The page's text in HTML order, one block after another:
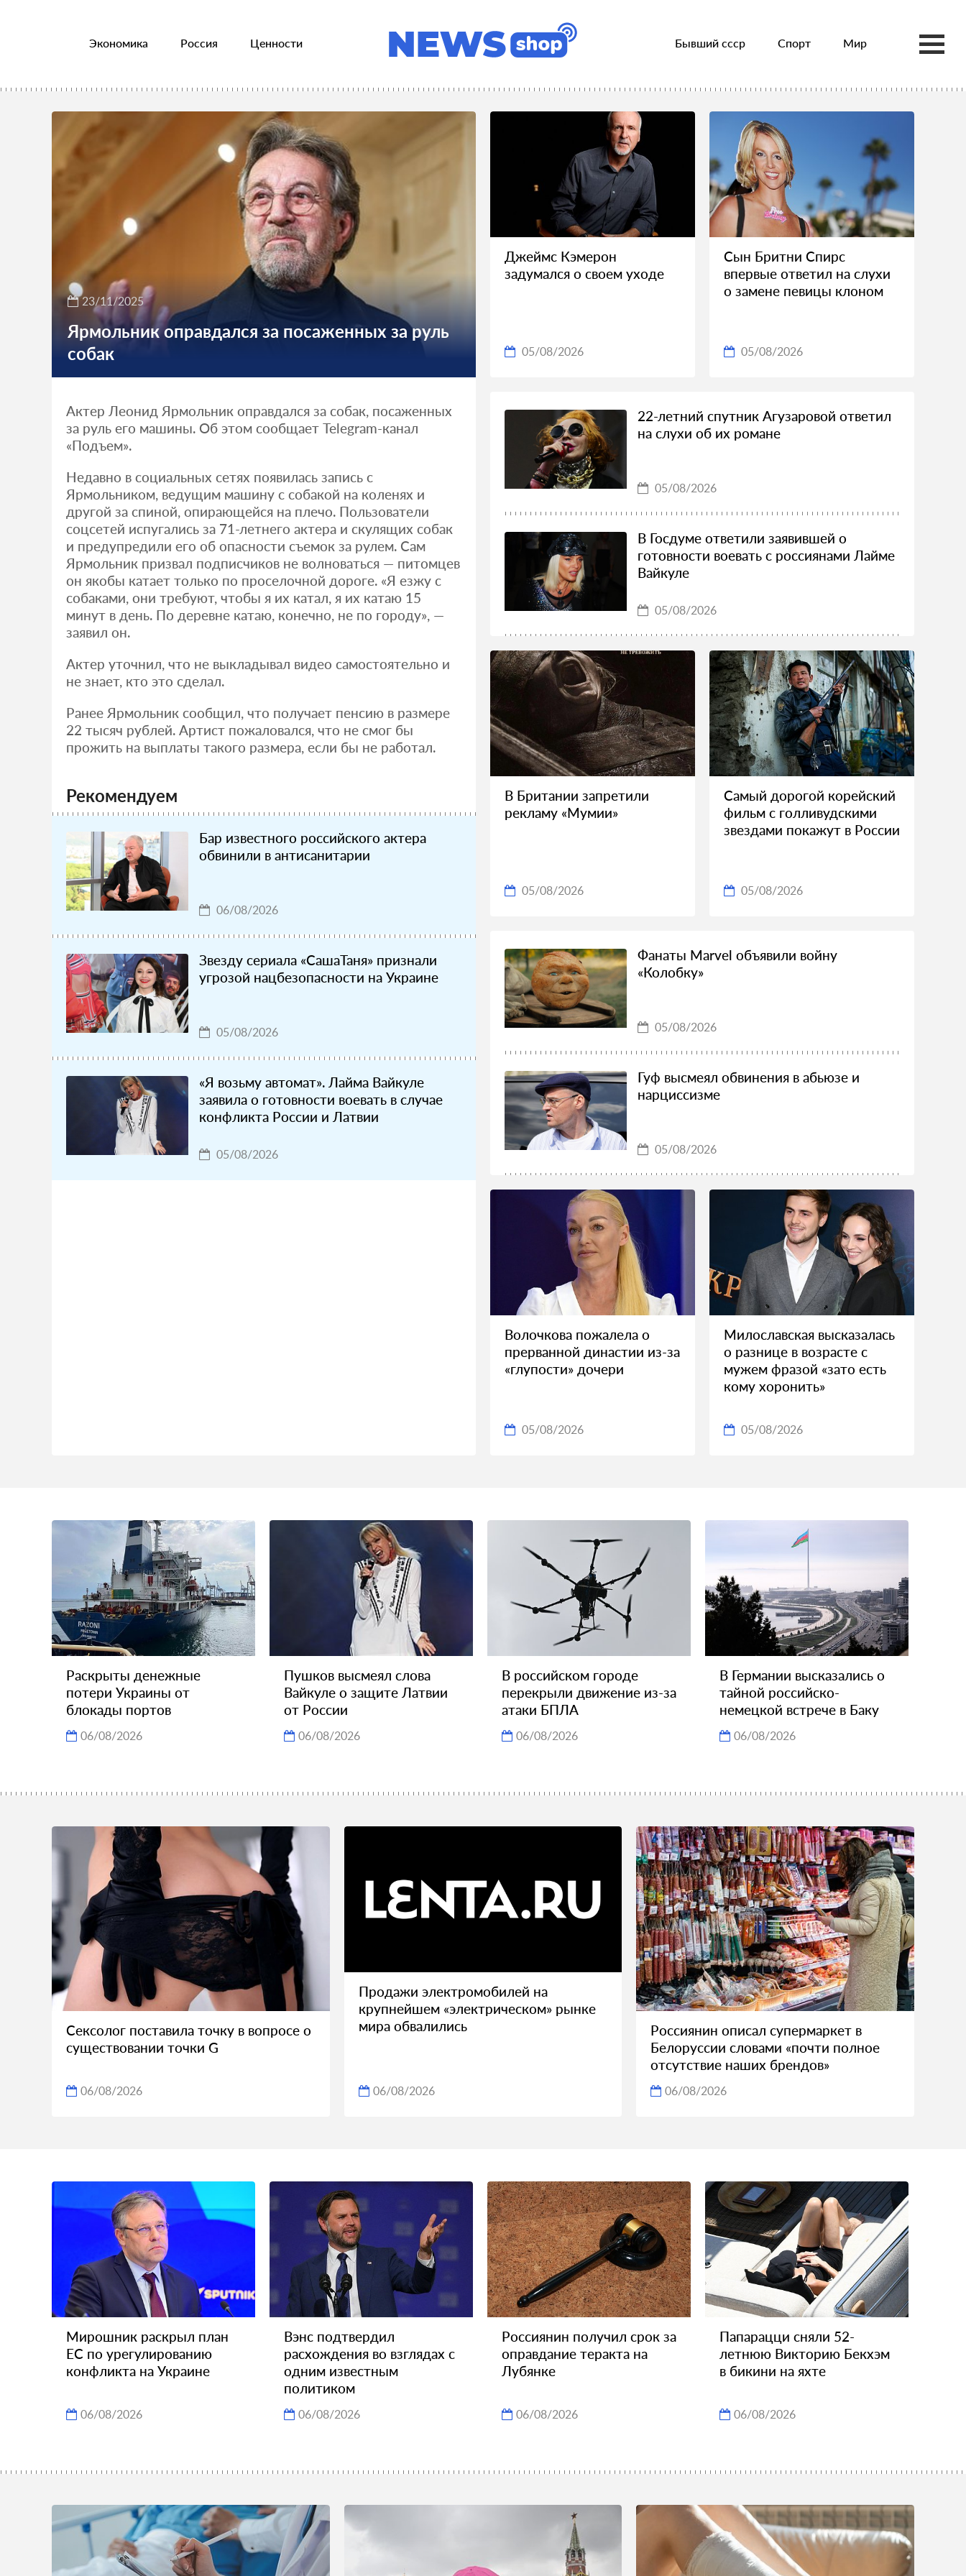
Экономика Россия Ценности Бывший ссср Спорт Мир
23/11/2025
Ярмольник оправдался за посаженных за руль
собак
Актер Леонид Ярмольник оправдался за собак, посаженных
за руль его машины. Об этом сообщает Telegram-канал
«Подъем».
Недавно в социальных сетях появилась запись с
Ярмольником, ведущим машину с собакой на коленях и
другой за спиной, опирающейся на плечо. Пользователи
соцсетей испугались за 71-летнего актера и скулящих собак
и предупредили его об опасности съемок за рулем. Сам
Ярмольник призвал подписчиков не волноваться — питомцев
он якобы катает только по проселочной дороге. «Я езжу с
собаками, они требуют, чтобы я их катал, я их катаю 15
минут в день. По деревне катаю, конечно, не по городу», —
заявил он.
Актер уточнил, что не выкладывал видео самостоятельно и
не знает, кто это сделал.
Ранее Ярмольник сообщил, что получает пенсию в размере
22 тысяч рублей. Артист пожаловался, что не смог бы
прожить на выплаты такого размера, если бы не работал.
Рекомендуем
Бар известного российского актера
обвинили в антисанитарии
06/08/2026
Звезду сериала «СашаТаня» признали
угрозой нацбезопасности на Украине
05/08/2026
«Я возьму автомат». Лайма Вайкуле
заявила о готовности воевать в случае
конфликта России и Латвии
05/08/2026
Джеймс Кэмерон
задумался о своем уходе
05/08/2026
Сын Бритни Спирс
впервые ответил на слухи
о замене певицы клоном
05/08/2026
22‑летний спутник Агузаровой ответил
на слухи об их романе
05/08/2026
В Госдуме ответили заявившей о
готовности воевать с россиянами Лайме
Вайкуле
05/08/2026
В Британии запретили
рекламу «Мумии»
05/08/2026
Самый дорогой корейский
фильм с голливудскими
звездами покажут в России
05/08/2026
Фанаты Marvel объявили войну
«Колобку»
05/08/2026
Гуф высмеял обвинения в абьюзе и
нарциссизме
05/08/2026
Волочкова пожалела о
прерванной династии из-за
«глупости» дочери
05/08/2026
Милославская высказалась
о разнице в возрасте с
мужем фразой «зато есть
кому хоронить»
05/08/2026
Раскрыты денежные
потери Украины от
блокады портов
06/08/2026
Пушков высмеял слова
Вайкуле о защите Латвии
от России
06/08/2026
В российском городе
перекрыли движение из-за
атаки БПЛА
06/08/2026
В Германии высказались о
тайной российско-
немецкой встрече в Баку
06/08/2026
Сексолог поставила точку в вопросе о
существовании точки G
06/08/2026
Продажи электромобилей на
крупнейшем «электрическом» рынке
мира обвалились
06/08/2026
Россиянин описал супермаркет в
Белоруссии словами «почти полное
отсутствие наших брендов»
06/08/2026
Мирошник раскрыл план
ЕС по урегулированию
конфликта на Украине
06/08/2026
Вэнс подтвердил
расхождения во взглядах с
одним известным
политиком
06/08/2026
Россиянин получил срок за
оправдание теракта на
Лубянке
06/08/2026
Папарацци сняли 52-
летнюю Викторию Бекхэм
в бикини на яхте
06/08/2026